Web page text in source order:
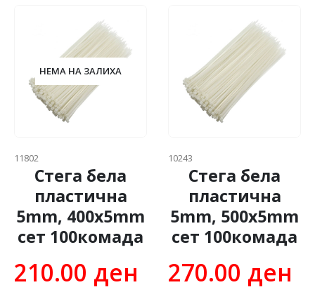
НЕМА НА ЗАЛИХА
11802
Стега бела
пластична
5mm, 400x5mm
сет 100комада
210.00 ден
10243
Стега бела
пластична
5mm, 500x5mm
сет 100комада
270.00 ден